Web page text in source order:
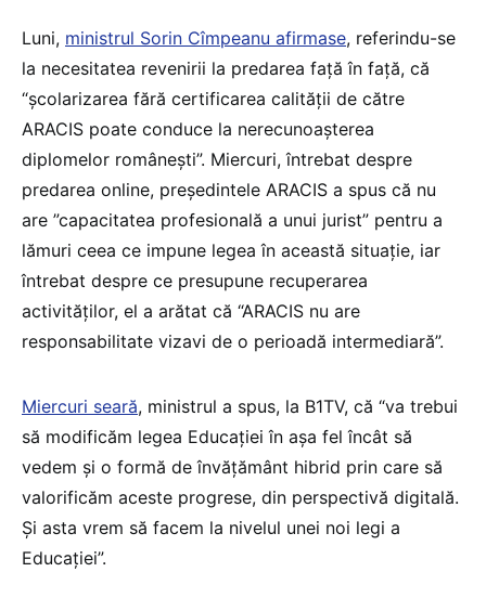
Luni, ministrul Sorin Cîmpeanu afirmase, referindu-se
la necesitatea revenirii la predarea față în față, că
“școlarizarea fără certificarea calității de către
ARACIS poate conduce la nerecunoașterea
diplomelor românești”. Miercuri, întrebat despre
predarea online, președintele ARACIS a spus că nu
are ”capacitatea profesională a unui jurist” pentru a
lămuri ceea ce impune legea în această situație, iar
întrebat despre ce presupune recuperarea
activităților, el a arătat că “ARACIS nu are
responsabilitate vizavi de o perioadă intermediară”.
Miercuri seară, ministrul a spus, la B1TV, că “va trebui
să modificăm legea Educației în așa fel încât să
vedem și o formă de învățământ hibrid prin care să
valorificăm aceste progrese, din perspectivă digitală.
Și asta vrem să facem la nivelul unei noi legi a
Educației”.